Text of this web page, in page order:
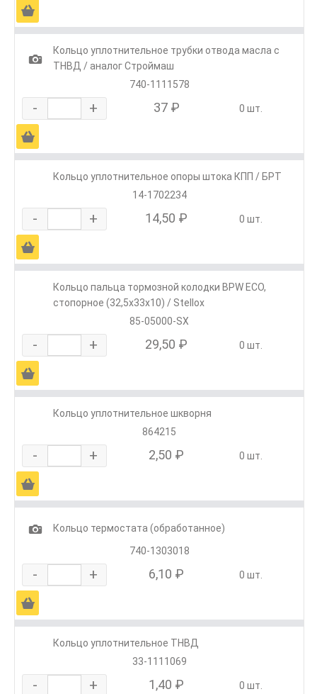
Ä
1
Кольцо уплотнительное трубки отвода масла с
ТНВД / аналог Строймаш
740-1111578
- + 37 ₽ 0 шт.
Ä
Кольцо уплотнительное опоры штока КПП / БРТ
14-1702234
- + 14,50 ₽ 0 шт.
Ä
Кольцо пальца тормозной колодки BPW ЕСО,
стопорное (32,5x33x10) / Stellox
85-05000-SX
- + 29,50 ₽ 0 шт.
Ä
Кольцо уплотнительное шкворня
864215
- + 2,50 ₽ 0 шт.
Ä
1
Кольцо термостата (обработанное)
740-1303018
- + 6,10 ₽ 0 шт.
Ä
Кольцо уплотнительное ТНВД
33-1111069
- + 1,40 ₽ 0 шт.